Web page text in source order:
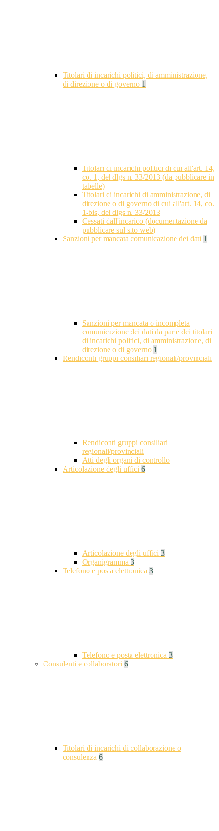
Titolari di incarichi politici, di amministrazione,
di direzione o di governo 1
Titolari di incarichi politici di cui all'art. 14,
co. 1, del dlgs n. 33/2013 (da pubblicare in
tabelle)
Titolari di incarichi di amministrazione, di
direzione o di governo di cui all'art. 14, co.
1-bis, del dlgs n. 33/2013
Cessati dall'incarico (documentazione da
pubblicare sul sito web)
Sanzioni per mancata comunicazione dei dati 1
Sanzioni per mancata o incompleta
comunicazione dei dati da parte dei titolari
di incarichi politici, di amministrazione, di
direzione o di governo 1
Rendiconti gruppi consiliari regionali/provinciali
Rendiconti gruppi consiliari
regionali/provinciali
Atti degli organi di controllo
Articolazione degli uffici 6
Articolazione degli uffici 3
Organigramma 3
Telefono e posta elettronica 3
Telefono e posta elettronica 3
Consulenti e collaboratori 6
Titolari di incarichi di collaborazione o
consulenza 6